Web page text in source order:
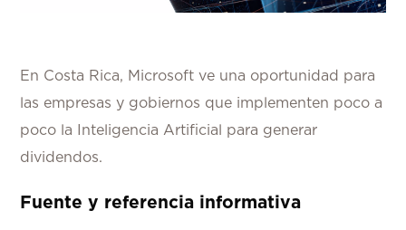
En Costa Rica, Microsoft ve una oportunidad para
las empresas y gobiernos que implementen poco a
poco la Inteligencia Artificial para generar
dividendos.
Fuente y referencia informativa